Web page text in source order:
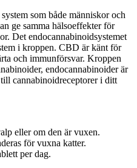
som både människor och
ge samma hälsoeffekter för
Det endocannabinoidsystemet
i kroppen. CBD är känt för
och immunförsvar. Kroppen
endocannabinoider är
cannabinoidreceptorer i ditt
eller om den är vuxen.
för vuxna katter.
per dag.